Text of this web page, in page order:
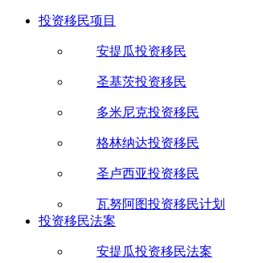
投资移民项目
安提瓜投资移民
圣基茨投资移民
多米尼克投资移民
格林纳达投资移民
圣卢西亚投资移民
瓦努阿图投资移民计划
投资移民法案
安提瓜投资移民法案